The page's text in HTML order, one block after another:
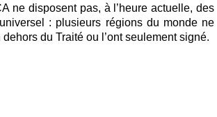
ne disposent pas, à l’heure actuelle, des
: plusieurs régions du monde ne
du Traité ou l’ont seulement signé.